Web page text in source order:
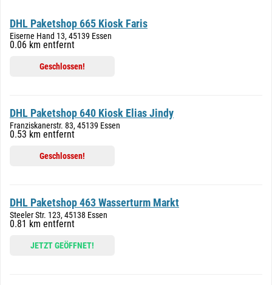
DHL Paketshop 665 Kiosk Faris
Eiserne Hand 13, 45139 Essen
0.06 km entfernt
Geschlossen!
DHL Paketshop 640 Kiosk Elias Jindy
Franziskanerstr. 83, 45139 Essen
0.53 km entfernt
Geschlossen!
DHL Paketshop 463 Wasserturm Markt
Steeler Str. 123, 45138 Essen
0.81 km entfernt
JETZT GEÖFFNET!